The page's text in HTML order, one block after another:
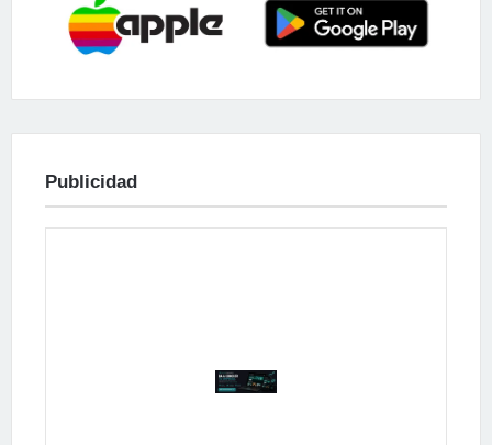
Publicidad
Publicidad